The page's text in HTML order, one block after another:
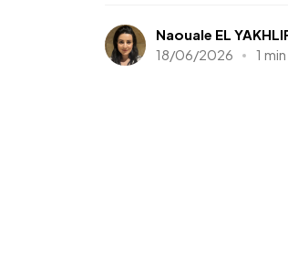
Naouale EL
18/06/2026
1